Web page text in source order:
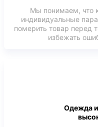
Мы понимаем, что
индивидуальные
померить товар перед
избежать
Одежда